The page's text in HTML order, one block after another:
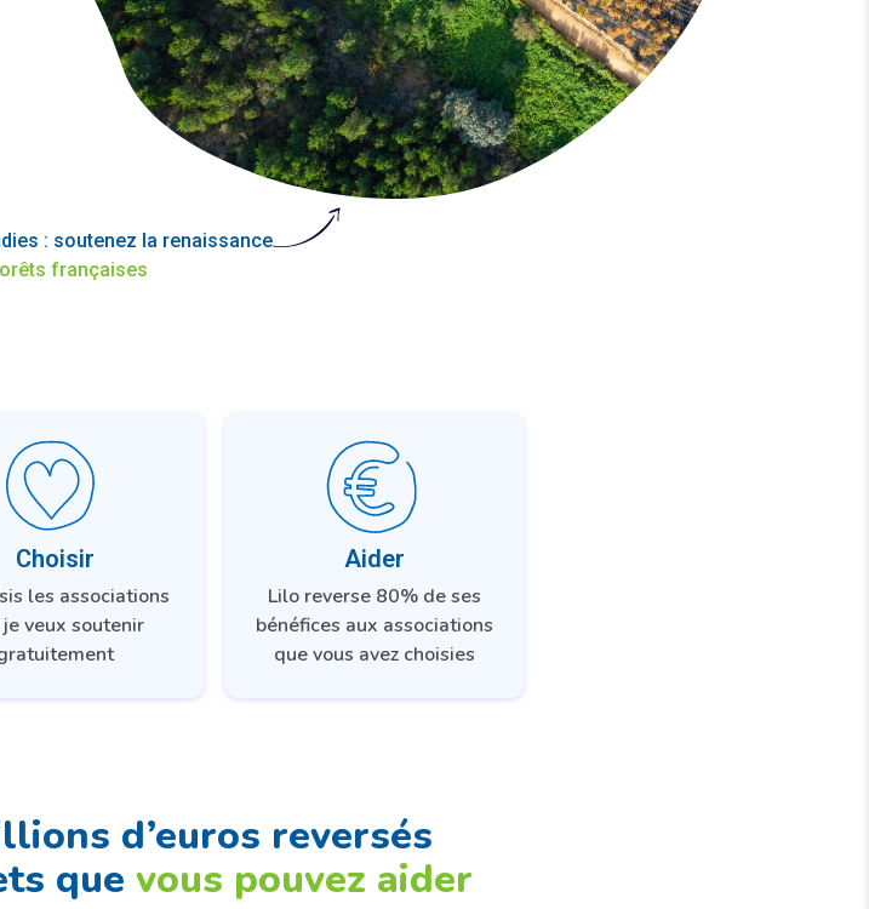
: soutenez la renaissance
françaises
Choisir
les associations
veux soutenir
Aider
Lilo reverse 80% de ses
bénéfices aux associations
que vous avez choisies
d’euros reversés
que vous pouvez aider